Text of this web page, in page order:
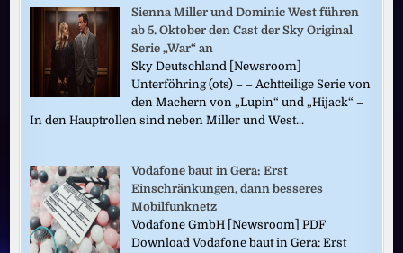
Sienna Miller und Dominic West führen
ab 5. Oktober den Cast der Sky Original
Serie „War“ an
Sky Deutschland [Newsroom]
Unterföhring (ots) – – Achtteilige Serie von
den Machern von „Lupin“ und „Hijack“ –
In den Hauptrollen sind neben Miller und West...
Vodafone baut in Gera: Erst
Einschränkungen, dann besseres
Mobilfunknetz
Vodafone GmbH [Newsroom] PDF
Download Vodafone baut in Gera: Erst